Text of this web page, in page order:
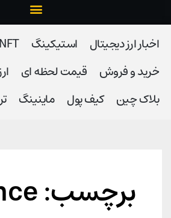
اخبار ارز دیجیتال استیکینگ NFT
خرید و فروش
قیمت لحظه ای
بلاک‌ چین
کیف پول ماینینگ
برچسب: Binance